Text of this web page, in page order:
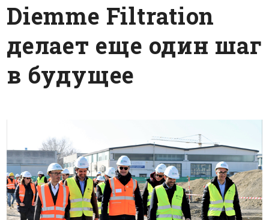
Diemme Filtration
делает еще один шаг
в будущее